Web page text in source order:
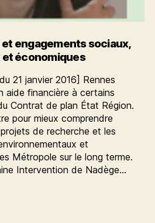
engagements sociaux,
économiques
21 janvier 2016] Rennes
aide financière à certains
Contrat de plan État Région.
pour mieux comprendre
de recherche et les
et
Métropole sur le long terme.
Intervention de Nadège…